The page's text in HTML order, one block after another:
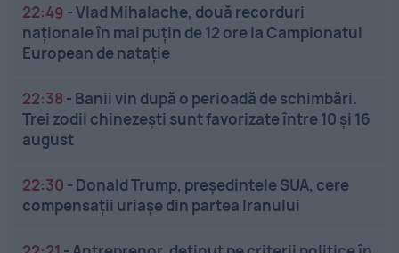
22:49 -Vlad Mihalache, două recorduri
naționale în mai puțin de 12 ore la Campionatul
European de nataţie
22:38 - Banii vin după o perioadă de schimbări.
Trei zodii chinezești sunt favorizate între 10 și 16
august
22:30 - Donald Trump, președintele SUA, cere
compensații uriașe din partea Iranului